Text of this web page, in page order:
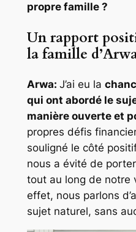
propre famille ?
Un rapport
la famille
Arwa: J’ai eu la
qui ont abordé le
manière ouverte et
propres défis
souligné le côté
nous a évité de
tout au long de notre
effet, nous parlons
sujet naturel, sans